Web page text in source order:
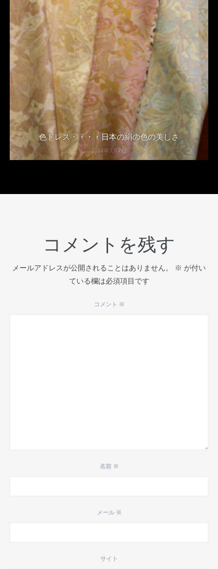
色ドレス・・・・日本の絹の色の美しさ
2014年3月4日
コメントを残す
メールアドレスが公開されることはありません。 ※ が付い
ている欄は必須項目です
コメント ※
名前 ※
メール ※
サイト